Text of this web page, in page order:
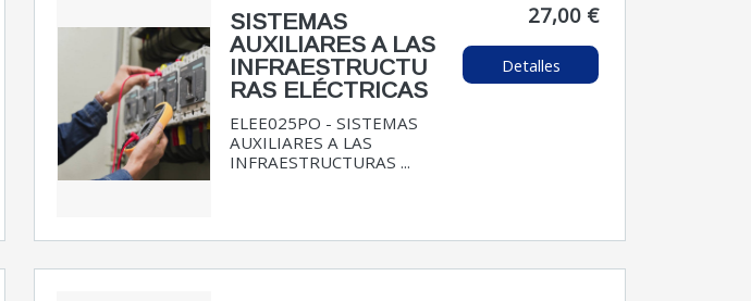
SISTEMAS
AUXILIARES A LAS
INFRAESTRUCTU
RAS ELÉCTRICAS
ELEE025PO - SISTEMAS
AUXILIARES A LAS
INFRAESTRUCTURAS ...
27,00 €
Detalles